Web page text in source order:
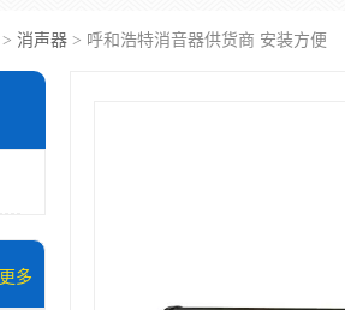
> 消声器 > 呼和浩特消音器供货商 安装方便
更多